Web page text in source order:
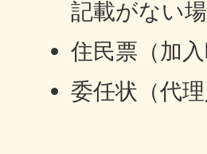
記載がない場
住民票（加
委任状（代